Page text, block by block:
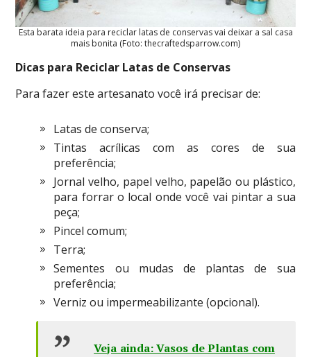
Esta barata ideia para reciclar latas de conservas vai deixar a sal casa
mais bonita (Foto: thecraftedsparrow.com)
Dicas para Reciclar Latas de Conservas
Para fazer este artesanato você irá precisar de:
Latas de conserva;
Tintas acrílicas com as cores de sua
preferência;
Jornal velho, papel velho, papelão ou plástico,
para forrar o local onde você vai pintar a sua
peça;
Pincel comum;
Terra;
Sementes ou mudas de plantas de sua
preferência;
Verniz ou impermeabilizante (opcional).
Veja ainda: Vasos de Plantas com